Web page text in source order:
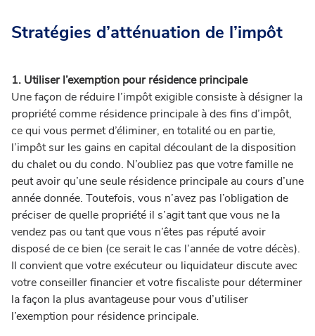
Stratégies d’atténuation de l’impôt
1. Utiliser l’exemption pour résidence principale
Une façon de réduire l’impôt exigible consiste à désigner la
propriété comme résidence principale à des fins d’impôt,
ce qui vous permet d’éliminer, en totalité ou en partie,
l’impôt sur les gains en capital découlant de la disposition
du chalet ou du condo. N’oubliez pas que votre famille ne
peut avoir qu’une seule résidence principale au cours d’une
année donnée. Toutefois, vous n’avez pas l’obligation de
préciser de quelle propriété il s’agit tant que vous ne la
vendez pas ou tant que vous n’êtes pas réputé avoir
disposé de ce bien (ce serait le cas l’année de votre décès).
Il convient que votre exécuteur ou liquidateur discute avec
votre conseiller financier et votre fiscaliste pour déterminer
la façon la plus avantageuse pour vous d’utiliser
l’exemption pour résidence principale.